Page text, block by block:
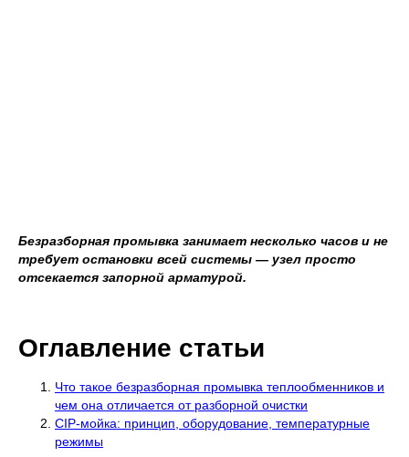
Безразборная промывка занимает несколько часов и не
требует остановки всей системы — узел просто
отсекается запорной арматурой.
Оглавление статьи
Что такое безразборная промывка теплообменников и
чем она отличается от разборной очистки
CIP-мойка: принцип, оборудование, температурные
режимы